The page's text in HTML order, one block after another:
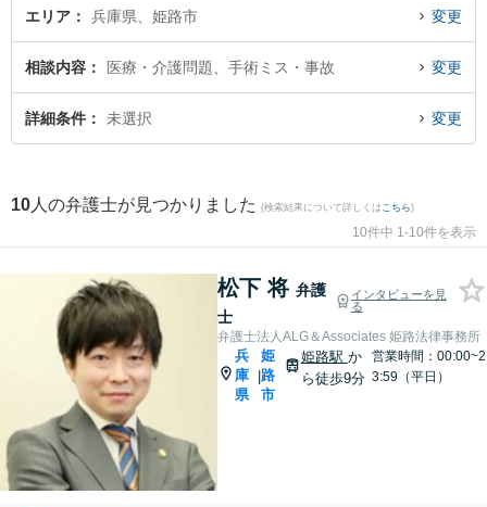
法人ALG＆Associates 姫路法律事務所の松下 将弁護士や姫路総合法律事務所の
手術ミスによる医療事故のトラブルを今すぐに弁護士に相談したい』『手術ミ
スによる医療事故のトラブル解決の実績豊富な近くの弁護士を検索したい』
『初回相談無料で手術ミスによる医療事故を法律相談できる姫路市内の弁護士
エリア 兵庫県、姫路市 変更
相談内容 医療・介護問題、手術ミス・事故 変更
詳細条件 未選択 変更
10 人の弁護士が見つかりました (検索結果について詳しくは こちら)
10件中 1-10件を表示
松下 将 弁護
士
インタビューを見
る
弁護士法人ALG＆Associates 姫路法律事務所
兵
庫
県
|
姫
路
市
姫路駅 か
ら徒歩9分
営業時間：00:00~2
3:59（平日）